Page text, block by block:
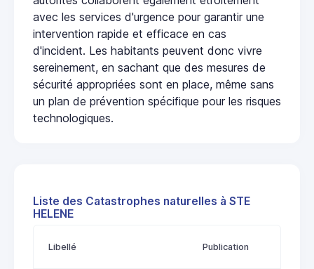
avec les services d'urgence pour garantir une
intervention rapide et efficace en cas
d'incident. Les habitants peuvent donc vivre
sereinement, en sachant que des mesures de
sécurité appropriées sont en place, même sans
un plan de prévention spécifique pour les risques
technologiques.
Liste des Catastrophes naturelles à STE
HELENE
Libellé Publication